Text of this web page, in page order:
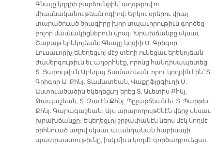
Գնալը կղզիի բարձունքին՝ աղօթքով ու
միասնականութեան ոգիով։ Երկու օրերու վրայ
տարածուած ծրագիրը խոր տպաւորութիւն գործեց
բոլոր մասնակիցներուն վրայ։ Խրախճանքը սկսաւ
Շաբաթ երեկոյեան։ Գնալը կղզիի Ս. Գրիգոր
Լուսաւորիչ եկեղեցւոյ մէջ տեղի ունեցաւ երեկոյեան
ժամերգութիւն եւ աղօրհնէք, որոնց հանդիսապետեց
Տ. Յարութիւն Աբեղայ Տամատեան, որու կողքին էին՝ Տ.
Գրիգոր Ա. Քհնյ. Տամատեան, Վաքըֆլըգիւղի Ս.
Աստուածածին եկեղեցւոյ երէց Տ. Աւետիս Քհնյ.
Թապաշեան, Տ. Զաւէն Քհնյ. Պըչաքճեան եւ Տ. Պարթեւ
Քհնյ. Գարագաշեան։ Այս արարողութենէն վերջ սկսաւ
խրախճանքը։ Եկեղեցւոյ շրջափակէն ներս մէկ կողմէ
օրհնուած աղով սկսաւ աւանդական հարիսայի
պատրաստութիւնը, իսկ միւս կողմէ գործադրուեցաւ